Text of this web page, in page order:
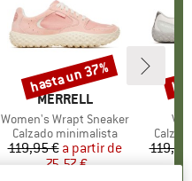
MARCA
MERRELL
Artículo
Women's Wrapt Sneaker
Product group
Calzado minimalista
Precio
119,95 € Precio reducido
a partir de
75,57 €
Descuento
hasta un 37%